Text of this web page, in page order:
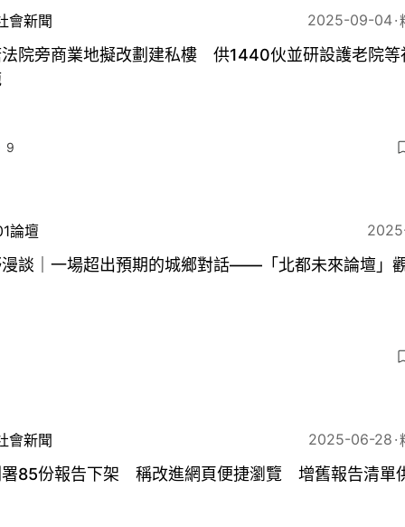
會新聞 2025-09-04
院旁商業地擬改劃建私樓 供1440伙並研設護老院等
9
論壇
談｜一場超出預期的城鄉對話——「北都未來論壇」
會新聞 2025-06-28
85份報告下架 稱改進網頁便捷瀏覽 增舊報告清單